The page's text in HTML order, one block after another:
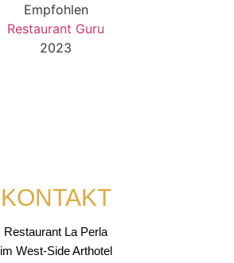
Empfohlen
Restaurant Guru
2023
KONTAKT
Restaurant La Perla
im West-Side Arthotel